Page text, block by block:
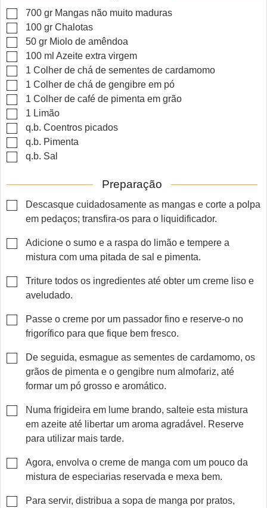
▢
700 gr Mangas não muito maduras
▢
100 gr Chalotas
▢
50 gr Miolo de amêndoa
▢
100 ml Azeite extra virgem
▢
1 Colher de chá de sementes de cardamomo
▢
1 Colher de chá de gengibre em pó
▢
1 Colher de café de pimenta em grão
▢
1 Limão
▢
q.b. Coentros picados
▢
q.b. Pimenta
▢
q.b. Sal
Preparação
▢
Descasque cuidadosamente as mangas e corte a polpa
em pedaços; transfira-os para o liquidificador.
▢
Adicione o sumo e a raspa do limão e tempere a
mistura com uma pitada de sal e pimenta.
▢
Triture todos os ingredientes até obter um creme liso e
aveludado.
▢
Passe o creme por um passador fino e reserve-o no
frigorífico para que fique bem fresco.
▢
De seguida, esmague as sementes de cardamomo, os
grãos de pimenta e o gengibre num almofariz, até
formar um pó grosso e aromático.
▢
Numa frigideira em lume brando, salteie esta mistura
em azeite até libertar um aroma agradável. Reserve
para utilizar mais tarde.
▢
Agora, envolva o creme de manga com um pouco da
mistura de especiarias reservada e mexa bem.
▢
Para servir, distribua a sopa de manga por pratos,